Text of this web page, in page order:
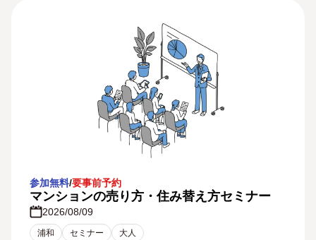
参加無料/要事前予約
マンションの売り方・住み替え方セミナー
2026/08/09
浦和 セミナー 大人